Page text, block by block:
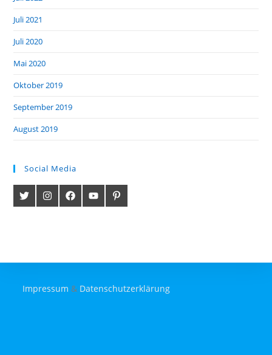
Juli 2021
Juli 2020
Mai 2020
Oktober 2019
September 2019
August 2019
Social Media
Impressum & Datenschutzerklärung